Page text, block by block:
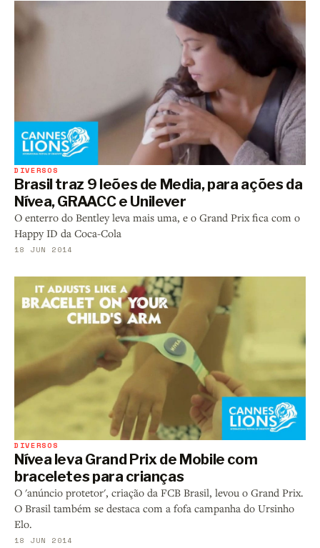
DIVERSOS
Brasil traz 9 leões de Media, para ações da
Nívea, GRAACC e Unilever
O enterro do Bentley leva mais uma, e o Grand Prix fica com o
Happy ID da Coca-Cola
18 JUN 2014
DIVERSOS
Nívea leva Grand Prix de Mobile com
braceletes para crianças
O 'anúncio protetor', criação da FCB Brasil, levou o Grand Prix.
O Brasil também se destaca com a fofa campanha do Ursinho
Elo.
18 JUN 2014